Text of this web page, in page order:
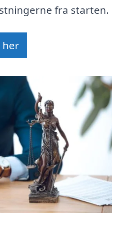
fra starten.
her